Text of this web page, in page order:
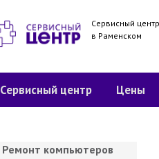
Сервисный
в Раменском
Сервисный центр Цены
Ремонт компьютеров